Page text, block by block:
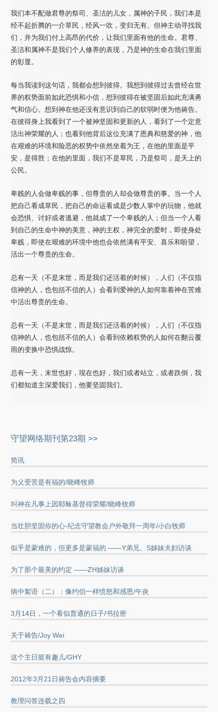
我们本不配做君尊的祭司、圣洁的儿女，属神的子民，我们本是
经不起折腾的一介草民，经风一吹，变归无有。但神主动寻找我
们，并为我们付上高昂的代价，让我们里面有他的生命。君尊、
圣洁和属神不是我们个人修养的表现，乃是神的生命在我们里面
的彰显。
每当我读到这句话，我都会想到彼得。我想到彼得过去曾经在世
界的权势面前如此恐惧和小信，想到彼得在被坚固后如此充满勇
气和信心。想到神在他还没有意识到自己的软弱时便为他祷告。
在彼得身上我看到了一个被神坚固和更新的人，看到了一个定意
活出神荣耀的人；也看到他背后这位充满了恩典和慈爱的神，他
在艰难的环境和险恶的权势中依然坐着为王，在他的里面是平
安，是得胜；在他的里面，我们不是草民，乃是祭司，是天上的
公民。
卑贱的人会做卑贱的事，但尊贵的人却会做尊贵的事。当一个人
把自己看成草民，把自己的命运看成是少数人掌中的玩物，他就
会恐惧、讨好或者逃避，他就成了一个卑贱的人；但当一个人看
到自己的生命中神的美意，神的主权，神完全的爱时，即使身处
卑贱，即使在艰难的环境中他也会依然满有平安、喜乐和盼望，
活出一个尊贵的生命。
总有一天（不是末世，而是我们还活着的时候），人们（不仅指
信神的人，也包括不信的人）会看到爱神的人如何靠着神在苦难
中活出尊贵的生命。
总有一天（不是末世，而是我们还活着的时候），人们（不仅指
信神的人，也包括不信的人）会看到依赖权势的人如何在翻云覆
雨的变换中恐惧战惊。
总有一天，末世也好，现在也好，我们或者站立，或者跌倒，我
们都知道主深爱我们，他要坚固我们。
守望网络期刊第23期 >>
简讯
为义受苦是有福的/晓峰牧师
叫神在凡事上因耶稣基督得荣耀/晓峰牧师
当壮胆坚固你的心-纪念守望教会户外敬拜一周年/小白牧师
似乎是蒙难的，但更多是蒙福的 ——Y弟兄、S姊妹夫妇访谈
为了那个最美的约定 ——ZH姊妹访谈
病中絮语（二）：像约伯一样愤怒和感恩/午炎
3月14日，一个看似普通的日子/书拉密
关于祷告/Joy Wei
这个主日挺有趣儿/GHY
2012年3月21日祷告会内容摘要
教理问答连载之四